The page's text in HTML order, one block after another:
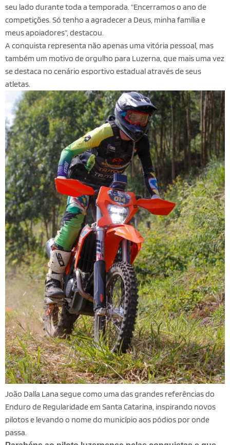
seu lado durante toda a temporada. “Encerramos o ano de
competições. Só tenho a agradecer a Deus, minha família e
meus apoiadores”, destacou.
A conquista representa não apenas uma vitória pessoal, mas
também um motivo de orgulho para Luzerna, que mais uma vez
se destaca no cenário esportivo estadual através de seus
atletas.
João Dalla Lana segue como uma das grandes referências do
Enduro de Regularidade em Santa Catarina, inspirando novos
pilotos e levando o nome do município aos pódios por onde
passa.